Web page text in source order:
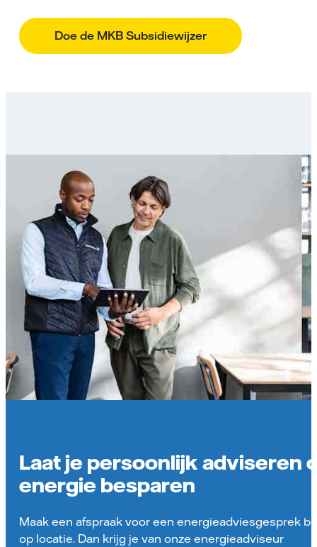
Doe de MKB Subsidiewijzer
Laat je persoonlijk adviseren
energie besparen
Maak een afspraak voor een energieadviesgesprek
op locatie. Dan krijg je van onze energieadviseur